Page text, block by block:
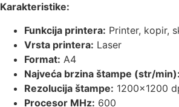
Karakteristike:
Funkcija printera: Printer, kopir,
Vrsta printera: Laser
Format: A4
Najveća brzina štampe (str/min):
Rezolucija štampe: 1200×1200
Procesor MHz: 600